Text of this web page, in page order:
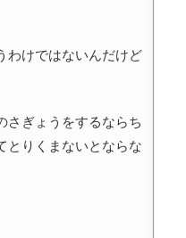
わけではないんだけど
さぎょうをするならち
とりくまないとならな